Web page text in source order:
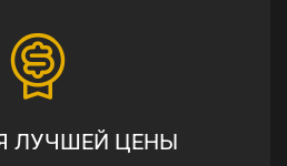
ЛУЧШЕЙ ЦЕНЫ